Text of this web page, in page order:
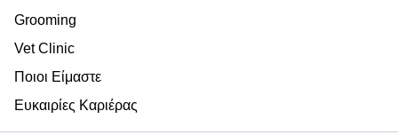
Grooming
Vet Clinic
Ποιοι Είμαστε
Ευκαιρίες Καριέρας